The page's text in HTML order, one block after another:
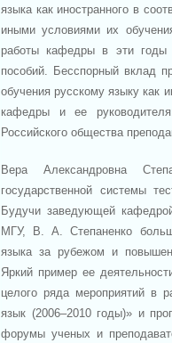
языка как иностранного в
иными условиями их
работы кафедры в эти годы
пособий. Бесспорный вклад
обучения русскому языку как
кафедры и ее
Российского общества
Вера Александровна
государственной системы
Будучи заведующей
МГУ, В. А. Степаненко
языка за рубежом и
Яркий пример ее
целого ряда мероприятий в
язык (2006–2010 годы)» и
форумы ученых и